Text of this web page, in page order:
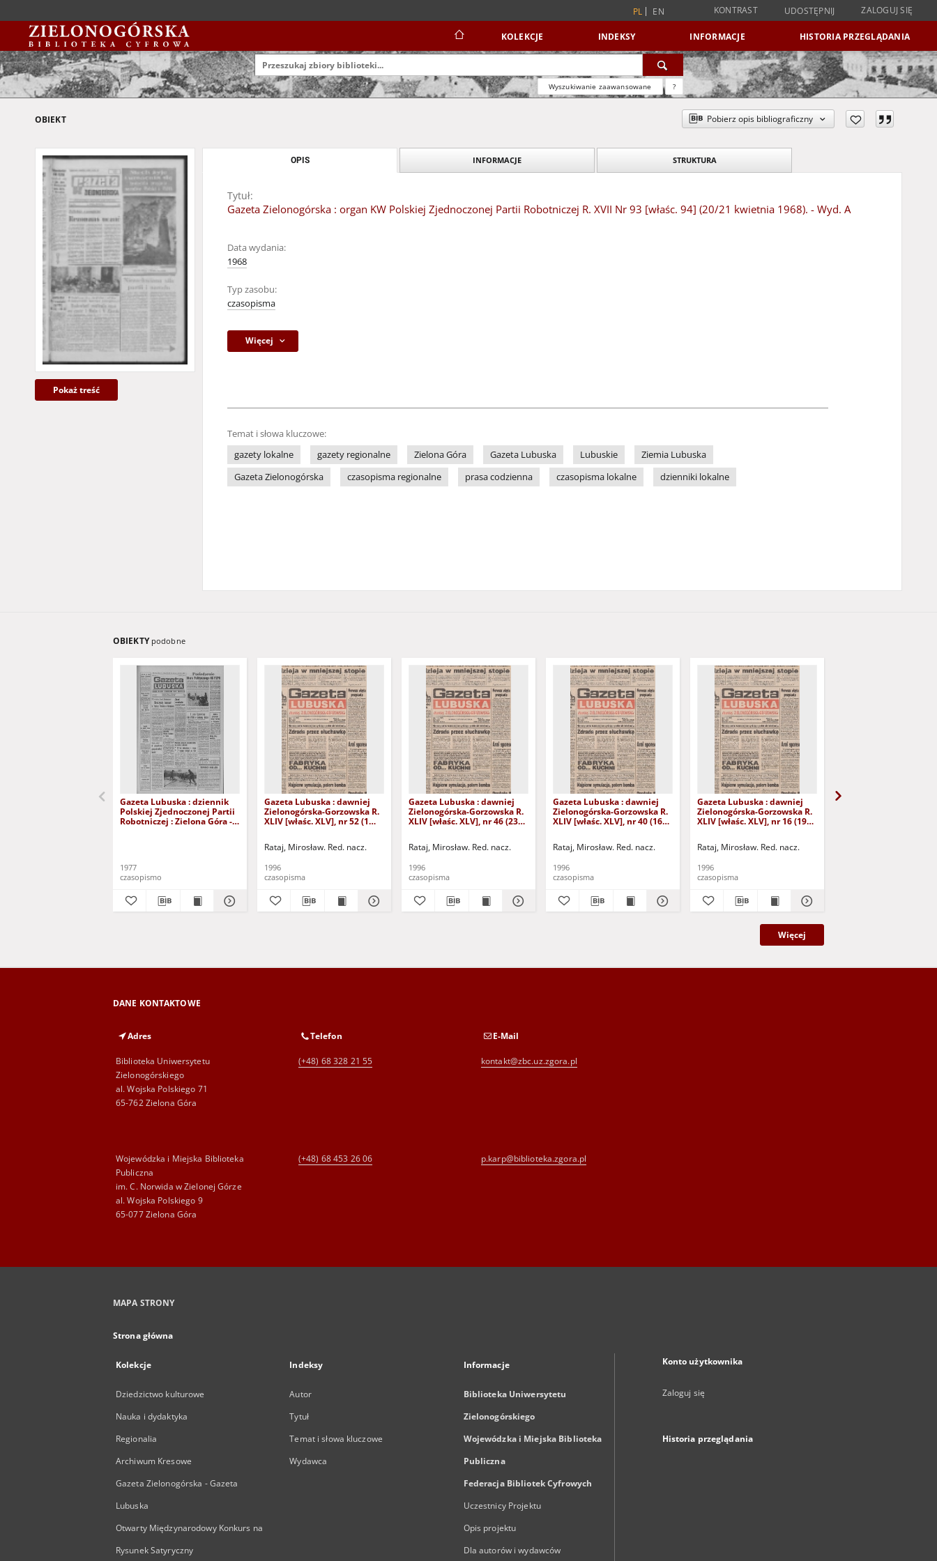
PL EN KONTRAST UDOSTĘPNIJ ZALOGUJ SIĘ
KOLEKCJE INDEKSY INFORMACJE HISTORIA PRZEGLĄDANIA
Wyszukiwanie zaawansowane ?
OBIEKT Pobierz opis bibliograficzny
Pokaż treść
OPIS INFORMACJE STRUKTURA
Tytuł:
Gazeta Zielonogórska : organ KW Polskiej Zjednoczonej Partii Robotniczej R. XVII Nr 93 [właśc. 94] (20/21 kwietnia 1968). - Wyd. A
Data wydania:
1968
Typ zasobu:
czasopisma
Więcej
Temat i słowa kluczowe:
gazety lokalne
gazety regionalne Zielona Góra Gazeta Lubuska Lubuskie
Ziemia Lubuska
Gazeta Zielonogórska
czasopisma regionalne prasa codzienna czasopisma lokalne dzienniki lokalne
OBIEKTY podobne
Gazeta Lubuska : dziennik
Polskiej Zjednoczonej Partii
Robotniczej : Zielona Góra -
1977
czasopismo
Gazeta Lubuska : dawniej
Zielonogórska-Gorzowska R.
XLIV [właśc. XLV], nr 52 (1
Rataj, Mirosław. Red. nacz.
1996
czasopisma
Gazeta Lubuska : dawniej
Zielonogórska-Gorzowska R.
XLIV [właśc. XLV], nr 46 (23
Rataj, Mirosław. Red. nacz.
1996
czasopisma
Gazeta Lubuska : dawniej
Zielonogórska-Gorzowska R.
XLIV [właśc. XLV], nr 40 (16
Rataj, Mirosław. Red. nacz.
1996
czasopisma
Gazeta Lubuska : dawniej
Zielonogórska-Gorzowska R.
XLIV [właśc. XLV], nr 16 (19
Rataj, Mirosław. Red. nacz.
1996
czasopisma
Więcej
DANE KONTAKTOWE
Adres
Biblioteka Uniwersytetu
Zielonogórskiego
al. Wojska Polskiego 71
65-762 Zielona Góra
Telefon
(+48) 68 328 21 55
E-Mail
kontakt@zbc.uz.zgora.pl
Wojewódzka i Miejska Biblioteka
Publiczna
im. C. Norwida w Zielonej Górze
al. Wojska Polskiego 9
65-077 Zielona Góra
(+48) 68 453 26 06 p.karp@biblioteka.zgora.pl
MAPA STRONY
Strona główna
Kolekcje
Dziedzictwo kulturowe
Nauka i dydaktyka
Regionalia
Archiwum Kresowe
Gazeta Zielonogórska - Gazeta
Lubuska
Otwarty Międzynarodowy Konkurs na
Rysunek Satyryczny
Indeksy
Autor
Tytuł
Temat i słowa kluczowe
Wydawca
Informacje
Biblioteka Uniwersytetu
Zielonogórskiego
Wojewódzka i Miejska Biblioteka
Publiczna
Federacja Bibliotek Cyfrowych
Uczestnicy Projektu
Opis projektu
Dla autorów i wydawców
Konto użytkownika
Zaloguj się
Historia przeglądania